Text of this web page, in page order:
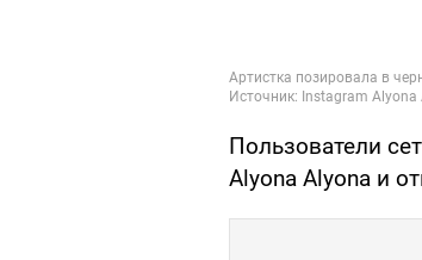
Пользователи
Alyona Alyona и